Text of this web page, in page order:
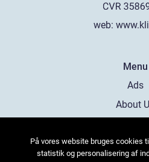
web:
Menu
Ads
About
På vores website bruges cookies
statistik og personalisering af